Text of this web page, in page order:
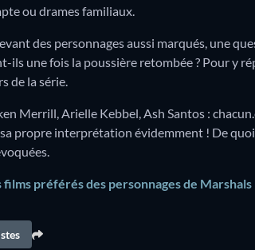
ou drames familiaux.
des personnages aussi marqués, une
ils une fois la poussière retombée ? Pour y
de la série.
Merrill, Arielle Kebbel, Ash Santos :
propre interprétation évidemment ! De
films préférés des personnages de Marshals